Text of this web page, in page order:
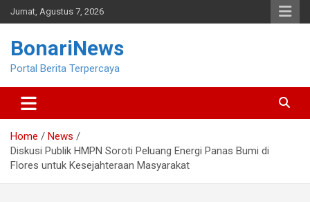
Skip
to
Jumat, Agustus 7, 2026
BonariNews
Portal Berita Terpercaya
Home
News
Diskusi Publik HMPN Soroti Peluang Energi Panas Bumi di
Flores untuk Kesejahteraan Masyarakat